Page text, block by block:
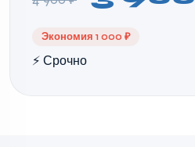
Экономия 1 000 ₽
⚡ Срочно